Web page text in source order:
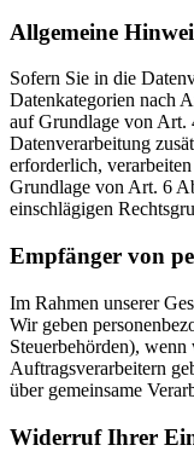
Allgemeine
Sofern Sie in die
Datenkategorien nach
auf Grundlage von Art.
Datenverarbeitung
erforderlich,
Grundlage von Art. 6
einschlägigen
Empfänger von
Im Rahmen unserer
Wir geben
Steuerbehörden),
Auftragsverarbeitern
über gemeinsame
Widerruf Ihrer